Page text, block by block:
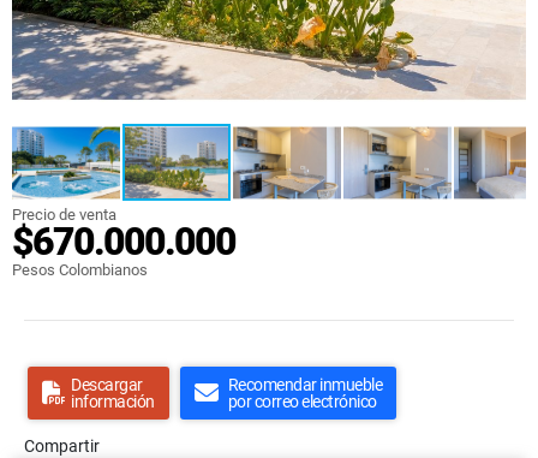
Precio de venta
$670.000.000
Pesos Colombianos
Descargar
información
Recomendar inmueble
por correo electrónico
Compartir